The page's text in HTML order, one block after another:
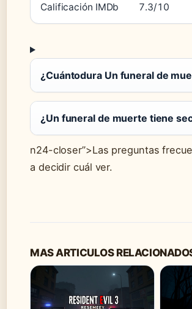
Calificación IMDb 7.3/10
¿Cuántodura Un funeral de
¿Un funeral de muerte tiene
n24-closer”>Las preguntas
a decidir cuál ver.
MAS ARTICULOS